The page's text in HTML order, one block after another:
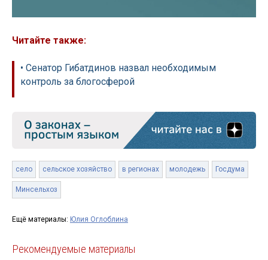
Читайте также:
• Сенатор Гибатдинов назвал необходимым
контроль за блогосферой
село сельское хозяйство в регионах молодежь Госдума
Минсельхоз
Ещё материалы: Юлия Оглоблина
Рекомендуемые материалы